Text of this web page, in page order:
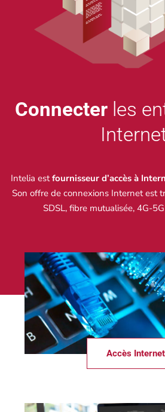
Connecterles
Intelia estfournisseur d’accès à
Son offre de connexions Internet est
SDSL, fibre mutualisée, 4G-
Accès Internet